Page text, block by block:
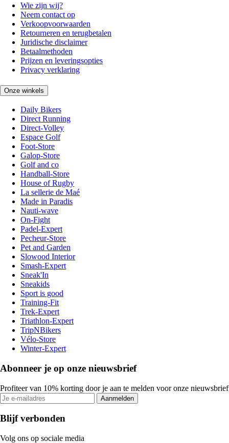
Wie zijn wij?
Neem contact op
Verkoopvoorwaarden
Retourneren en terugbetalen
Juridische disclaimer
Betaalmethoden
Prijzen en leveringsopties
Privacy verklaring
Onze winkels
Daily Bikers
Direct Running
Direct-Volley
Espace Golf
Foot-Store
Galop-Store
Golf and co
Handball-Store
House of Rugby
La sellerie de Maé
Made in Paradis
Nauti-wave
On-Fight
Padel-Expert
Pecheur-Store
Pet and Garden
Slowood Interior
Smash-Expert
Sneak'In
Sneakids
Sport is good
Training-Fit
Trek-Expert
Triathlon-Expert
TripNBikers
Vélo-Store
Winter-Expert
Abonneer je op onze nieuwsbrief
Profiteer van 10% korting door je aan te melden voor onze nieuwsbrief
Aanmelden
Blijf verbonden
Volg ons op sociale media